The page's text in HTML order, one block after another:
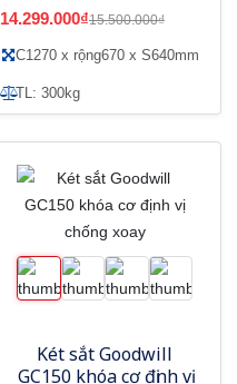
14.299.000₫15.500.000₫
C1270 x rộng670 x S640mm
TL: 300kg
Két sắt Goodwill
GC150 khóa cơ định vị